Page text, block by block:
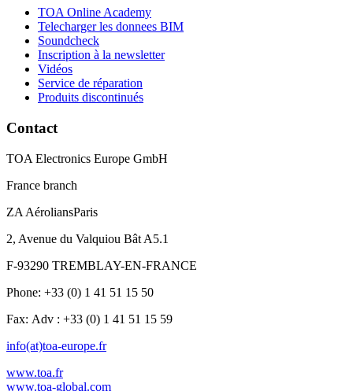
TOA Online Academy
Telecharger les donnees BIM
Soundcheck
Inscription à la newsletter
Vidéos
Service de réparation
Produits discontinués
Contact
TOA Electronics Europe GmbH
France branch
ZA AéroliansParis
2, Avenue du Valquiou Bât A5.1
F-93290 TREMBLAY-EN-FRANCE
Phone: +33 (0) 1 41 51 15 50
Fax: Adv : +33 (0) 1 41 51 15 59
info(at)toa-europe.fr
www.toa.fr
www.toa-global.com